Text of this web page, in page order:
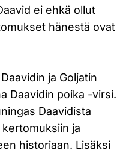
ei ehkä ollut
hänestä ovat
ja Goljatin
Daavidin poika -virsi.
Daavidista
ja
historiaan. Lisäksi